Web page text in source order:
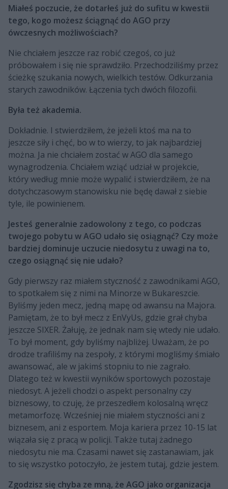
Miałeś poczucie, że dotarłeś już do sufitu w kwestii
tego, kogo możesz ściągnąć do AGO przy
ówczesnych możliwościach?
Nie chciałem jeszcze raz robić czegoś, co już
próbowałem i się nie sprawdziło. Przechodziliśmy przez
ścieżkę szukania nowych, wielkich testów. Odkurzania
starych zawodników. Łączenia tych dwóch filozofii.
Była też akademia.
Dokładnie. I stwierdziłem, że jeżeli ktoś ma na to
jeszcze siły i chęć, bo w to wierzy, to jak najbardziej
można. Ja nie chciałem zostać w AGO dla samego
wynagrodzenia. Chciałem wziąć udział w projekcie,
który według mnie może wypalić i stwierdziłem, że na
dotychczasowym stanowisku nie będę dawał z siebie
tyle, ile powinienem.
Jesteś generalnie zadowolony z tego, co podczas
twojego pobytu w AGO udało się osiągnąć? Czy może
bardziej dominuje uczucie niedosytu z uwagi na to,
czego osiągnąć się nie udało?
Gdy pierwszy raz miałem styczność z zawodnikami AGO,
to spotkałem się z nimi na Minorze w Bukareszcie.
Byliśmy jeden mecz, jedną mapę od awansu na Majora.
Pamiętam, że to był mecz z EnVyUs, gdzie grał chyba
jeszcze SIXER. Żałuję, że jednak nam się wtedy nie udało.
To był moment, gdy byliśmy najbliżej. Uważam, że po
drodze trafiliśmy na zespoły, z którymi mogliśmy śmiało
awansować, ale w jakimś stopniu to nie zagrało.
Dlatego też w kwestii wyników sportowych pozostaje
niedosyt. A jeżeli chodzi o aspekt personalny czy
biznesowy, to czuję, że przeszedłem kolosalną wręcz
metamorfozę. Wcześniej nie miałem styczności ani z
biznesem, ani z esportem. Moja kariera przez 10-15 lat
wiązała się z pracą w policji. Także tutaj żadnego
niedosytu nie ma. Czasami nawet się zastanawiam, jak
to się wszystko potoczyło, że jestem tutaj, gdzie jestem.
Zgodzisz się chyba ze mną, że AGO jako organizacja